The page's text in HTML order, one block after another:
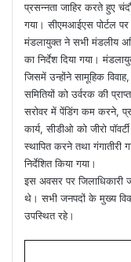
प्रसन्नता जाहिर करते हुए
गया। सीएमआईएस पोर्टल
मंडलायुक्त ने सभी मंडलीय
का निर्देश दिया गया।
जिसमें उन्होंने सामूहिक
समितियों को उर्वरक की
सरोवर में पेंडिंग कम करने,
कार्य, सीडीओ को जीरो
स्थापित करने तथा गंगातीरी
निर्देशित किया गया।
इस अवसर पर जिलाधिकारी
थे। सभी जनपदों के मुख्य
उपस्थित रहे।